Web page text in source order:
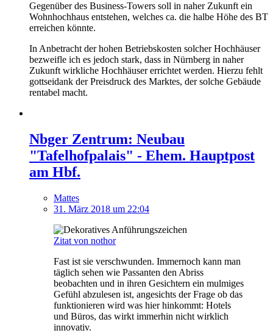
Gegenüber des Business-Towers soll in naher Zukunft ein
Wohnhochhaus entstehen, welches ca. die halbe Höhe des BT
erreichen könnte.
In Anbetracht der hohen Betriebskosten solcher Hochhäuser
bezweifle ich es jedoch stark, dass in Nürnberg in naher
Zukunft wirkliche Hochhäuser errichtet werden. Hierzu fehlt
gottseidank der Preisdruck des Marktes, der solche Gebäude
rentabel macht.
Nbger Zentrum: Neubau
"Tafelhofpalais" - Ehem. Hauptpost
am Hbf.
Mattes
31. März 2018 um 22:04
Zitat von nothor
Fast ist sie verschwunden. Immernoch kann man
täglich sehen wie Passanten den Abriss
beobachten und in ihren Gesichtern ein mulmiges
Gefühl abzulesen ist, angesichts der Frage ob das
funktionieren wird was hier hinkommt: Hotels
und Büros, das wirkt immerhin nicht wirklich
innovativ.